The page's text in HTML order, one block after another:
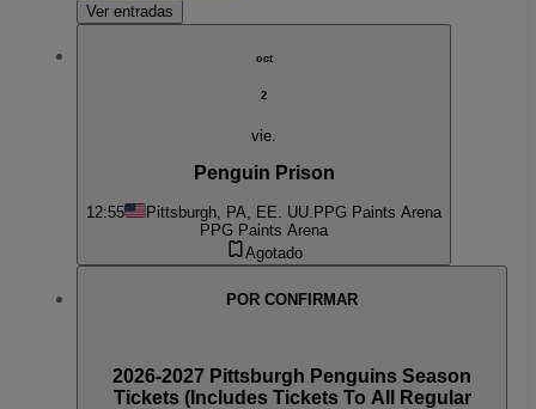
Ver entradas
oct
2
vie.
Penguin Prison
12:55 Pittsburgh, PA, EE. UU. PPG Paints Arena
PPG Paints Arena
Agotado
POR CONFIRMAR
2026-2027 Pittsburgh Penguins Season
Tickets (Includes Tickets To All Regular